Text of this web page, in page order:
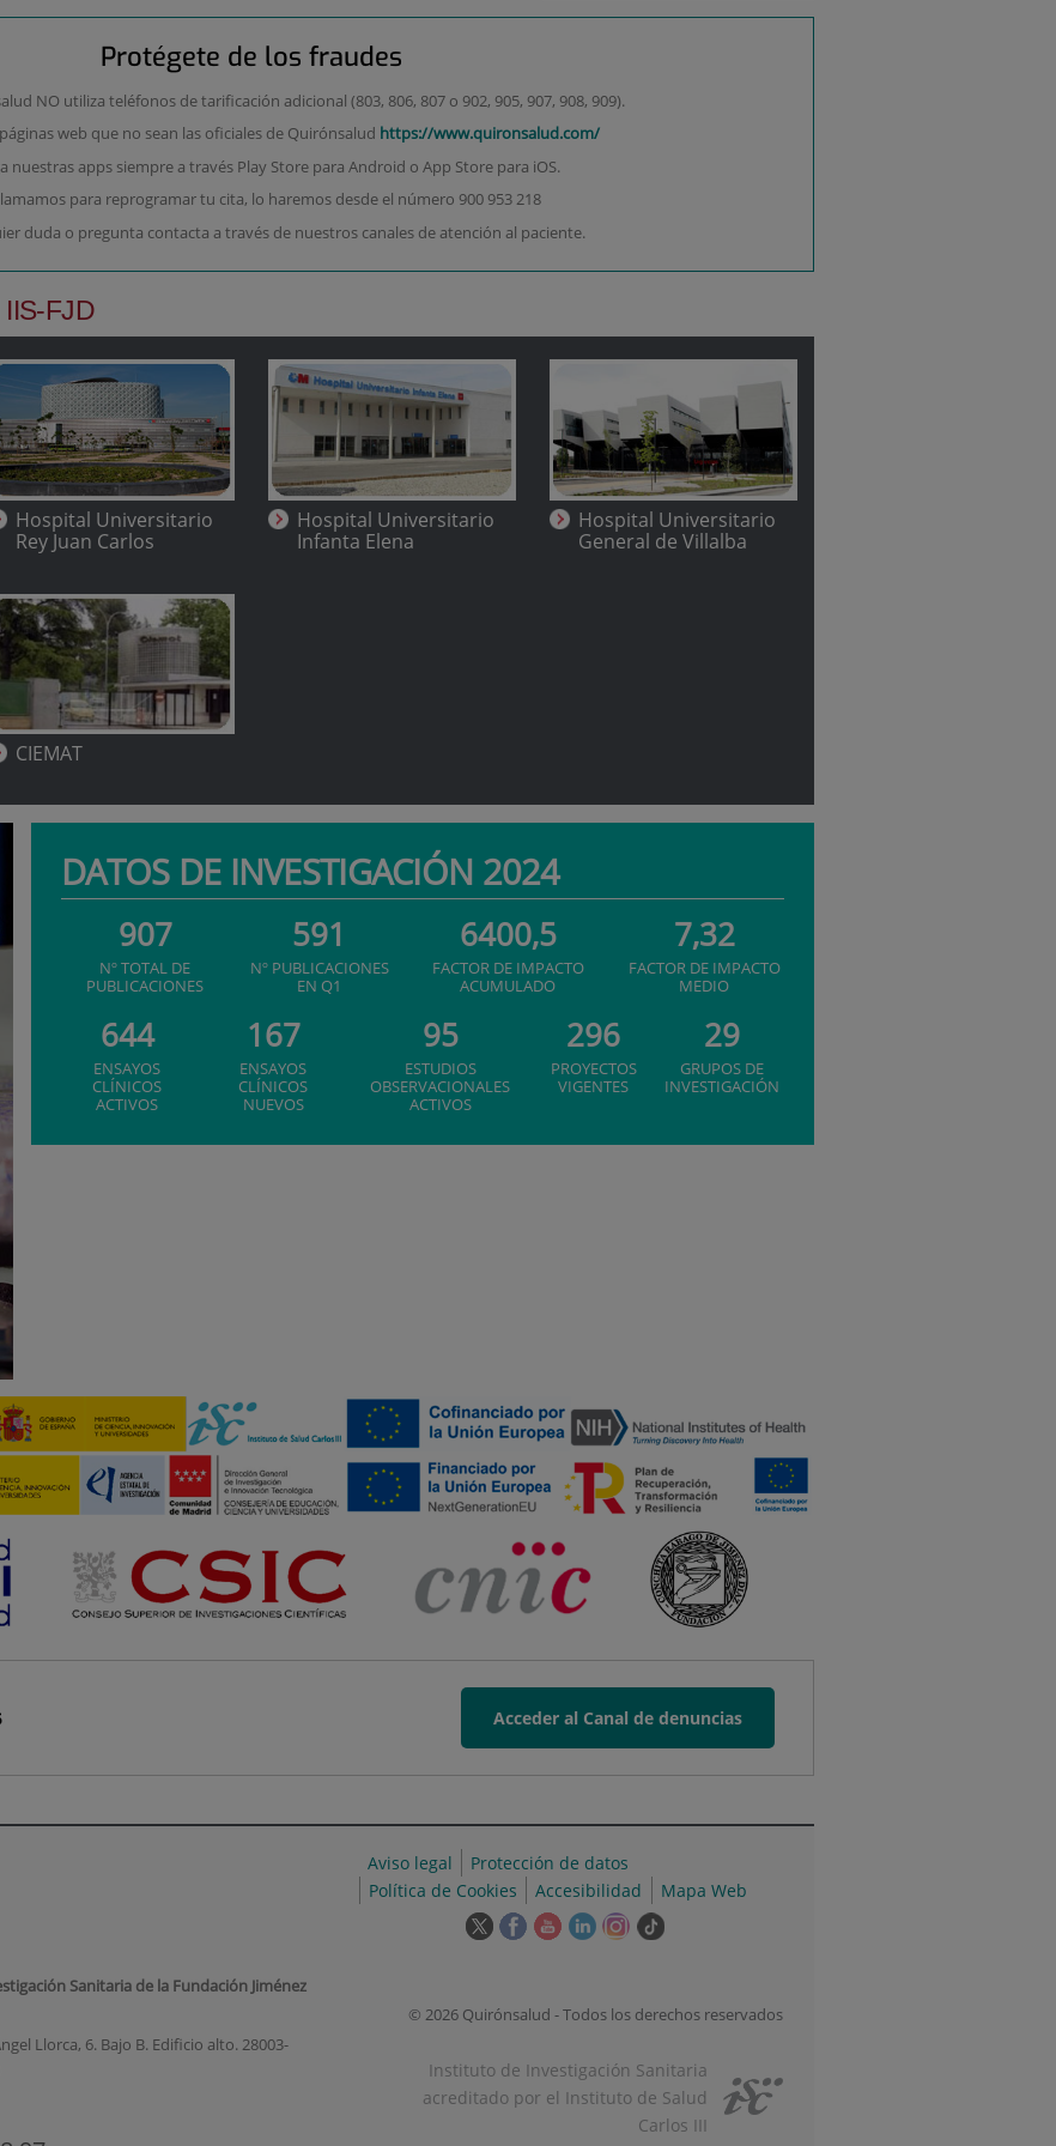
Protégete de los fraudes
NO utiliza teléfonos de tarificación adicional (803, 806, 807 o 902, 905, 907, 908, 909).
web que no sean las oficiales de Quirónsalud https://www.quironsalud.com/
nuestras apps siempre a través Play Store para Android o App Store para iOS.
para reprogramar tu cita, lo haremos desde el número 900 953 218
duda o pregunta contacta a través de nuestros canales de atención al paciente.
FJD
Hospital Universitario
Rey Juan Carlos
Hospital Universitario
Infanta Elena
Hospital Universitario
General de Villalba
CIEMAT
DATOS DE INVESTIGACIÓN 2024
907
Nº TOTAL DE
PUBLICACIONES
591
Nº PUBLICACIONES
EN Q1
6400,5
FACTOR DE IMPACTO
ACUMULADO
7,32
FACTOR DE IMPACTO
MEDIO
644
ENSAYOS
CLÍNICOS
ACTIVOS
167
ENSAYOS
CLÍNICOS
NUEVOS
95
ESTUDIOS
OBSERVACIONALES
ACTIVOS
296
PROYECTOS
VIGENTES
29
GRUPOS DE
INVESTIGACIÓN
Acceder al Canal de denuncias
Sanitaria de la Fundación Jiménez
Llorca, 6. Bajo B. Edificio alto. 28003-
Aviso legal
Protección de datos
Política de Cookies
Accesibilidad Mapa Web
Este
en
ventana
nueva.
Este
en
ventana
nueva.
Este
en
ventana
nueva.
Este
en
ventana
nueva.
Este
en
ventana
nueva.
Enlace
externa.
© 2026 Quirónsalud - Todos los derechos reservados
Instituto de Investigación Sanitaria
acreditado por el Instituto de Salud
Carlos III